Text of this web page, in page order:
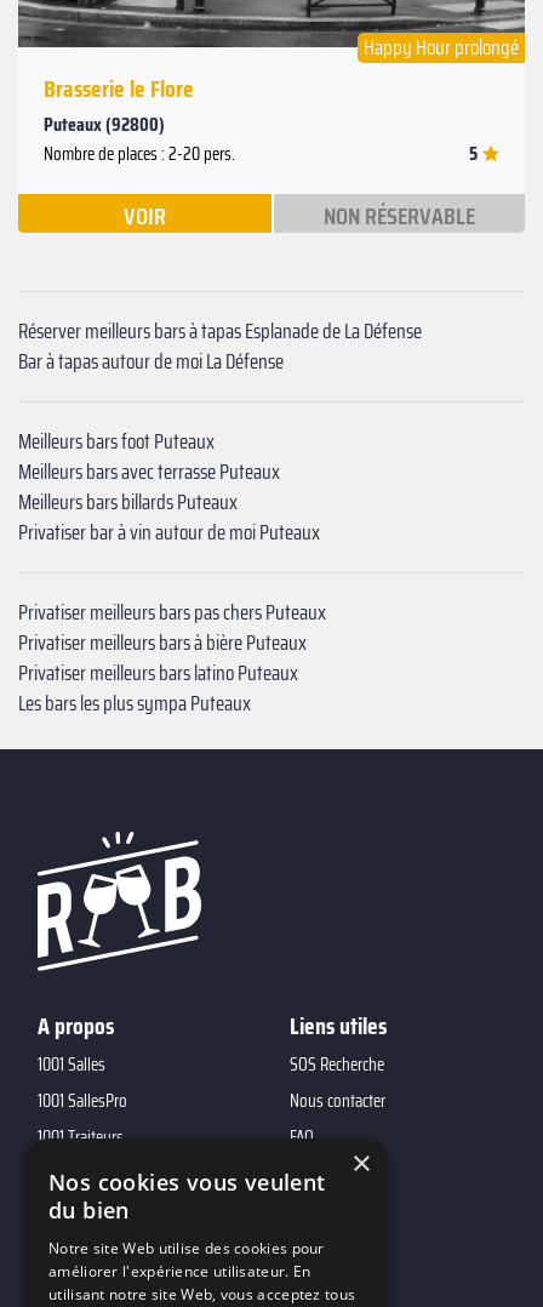
Happy Hour prolongé
Brasserie le Flore
Puteaux (92800)
Nombre de places : 2-20 pers. 5
VOIR NON RÉSERVABLE
Réserver meilleurs bars à tapas Esplanade de La Défense
Bar à tapas autour de moi La Défense
Meilleurs bars foot Puteaux
Meilleurs bars avec terrasse Puteaux
Meilleurs bars billards Puteaux
Privatiser bar à vin autour de moi Puteaux
Privatiser meilleurs bars pas chers Puteaux
Privatiser meilleurs bars à bière Puteaux
Privatiser meilleurs bars latino Puteaux
Les bars les plus sympa Puteaux
A propos
1001 Salles
1001 SallesPro
1001 Traiteurs
1001 DJ
10h01
MP2
Liens utiles
SOS Recherche
Nous contacter
FAQ
×
Nos cookies vous veulent
du bien
Notre site Web utilise des cookies pour
améliorer l'expérience utilisateur. En
utilisant notre site Web, vous acceptez tous